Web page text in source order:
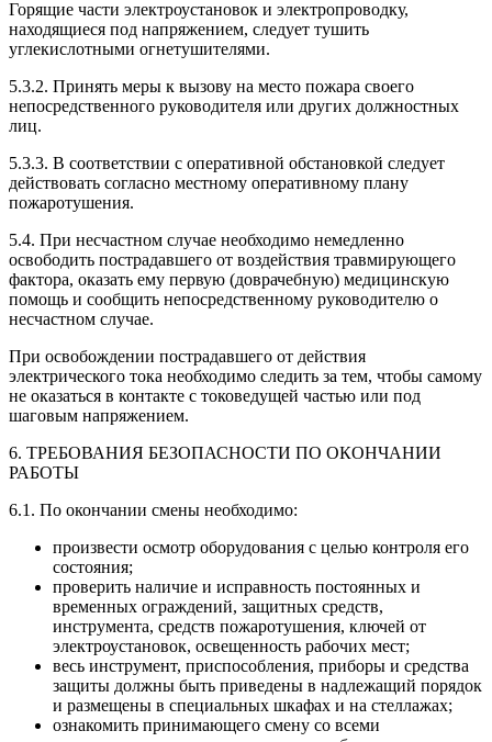
Горящие части электроустановок и электропроводку,
находящиеся под напряжением, следует тушить
углекислотными огнетушителями.
5.3.2. Принять меры к вызову на место пожара своего
непосредственного руководителя или других должностных
лиц.
5.3.3. В соответствии с оперативной обстановкой следует
действовать согласно местному оперативному плану
пожаротушения.
5.4. При несчастном случае необходимо немедленно
освободить пострадавшего от воздействия травмирующего
фактора, оказать ему первую (доврачебную) медицинскую
помощь и сообщить непосредственному руководителю о
несчастном случае.
При освобождении пострадавшего от действия
электрического тока необходимо следить за тем, чтобы самому
не оказаться в контакте с токоведущей частью или под
шаговым напряжением.
6. ТРЕБОВАНИЯ БЕЗОПАСНОСТИ ПО ОКОНЧАНИИ
РАБОТЫ
6.1. По окончании смены необходимо:
произвести осмотр оборудования с целью контроля его
состояния;
проверить наличие и исправность постоянных и
временных ограждений, защитных средств,
инструмента, средств пожаротушения, ключей от
электроустановок, освещенность рабочих мест;
весь инструмент, приспособления, приборы и средства
защиты должны быть приведены в надлежащий порядок
и размещены в специальных шкафах и на стеллажах;
ознакомить принимающего смену со всеми